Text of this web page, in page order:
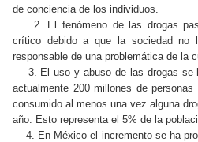
de conciencia de los individuos.
2. El fenómeno de las drogas
crítico debido a que la sociedad no
responsable de una problemática de la
3. El uso y abuso de las drogas se
actualmente 200 millones de
consumido al menos una vez alguna
año. Esto representa el 5% de la
4. En México el incremento se ha